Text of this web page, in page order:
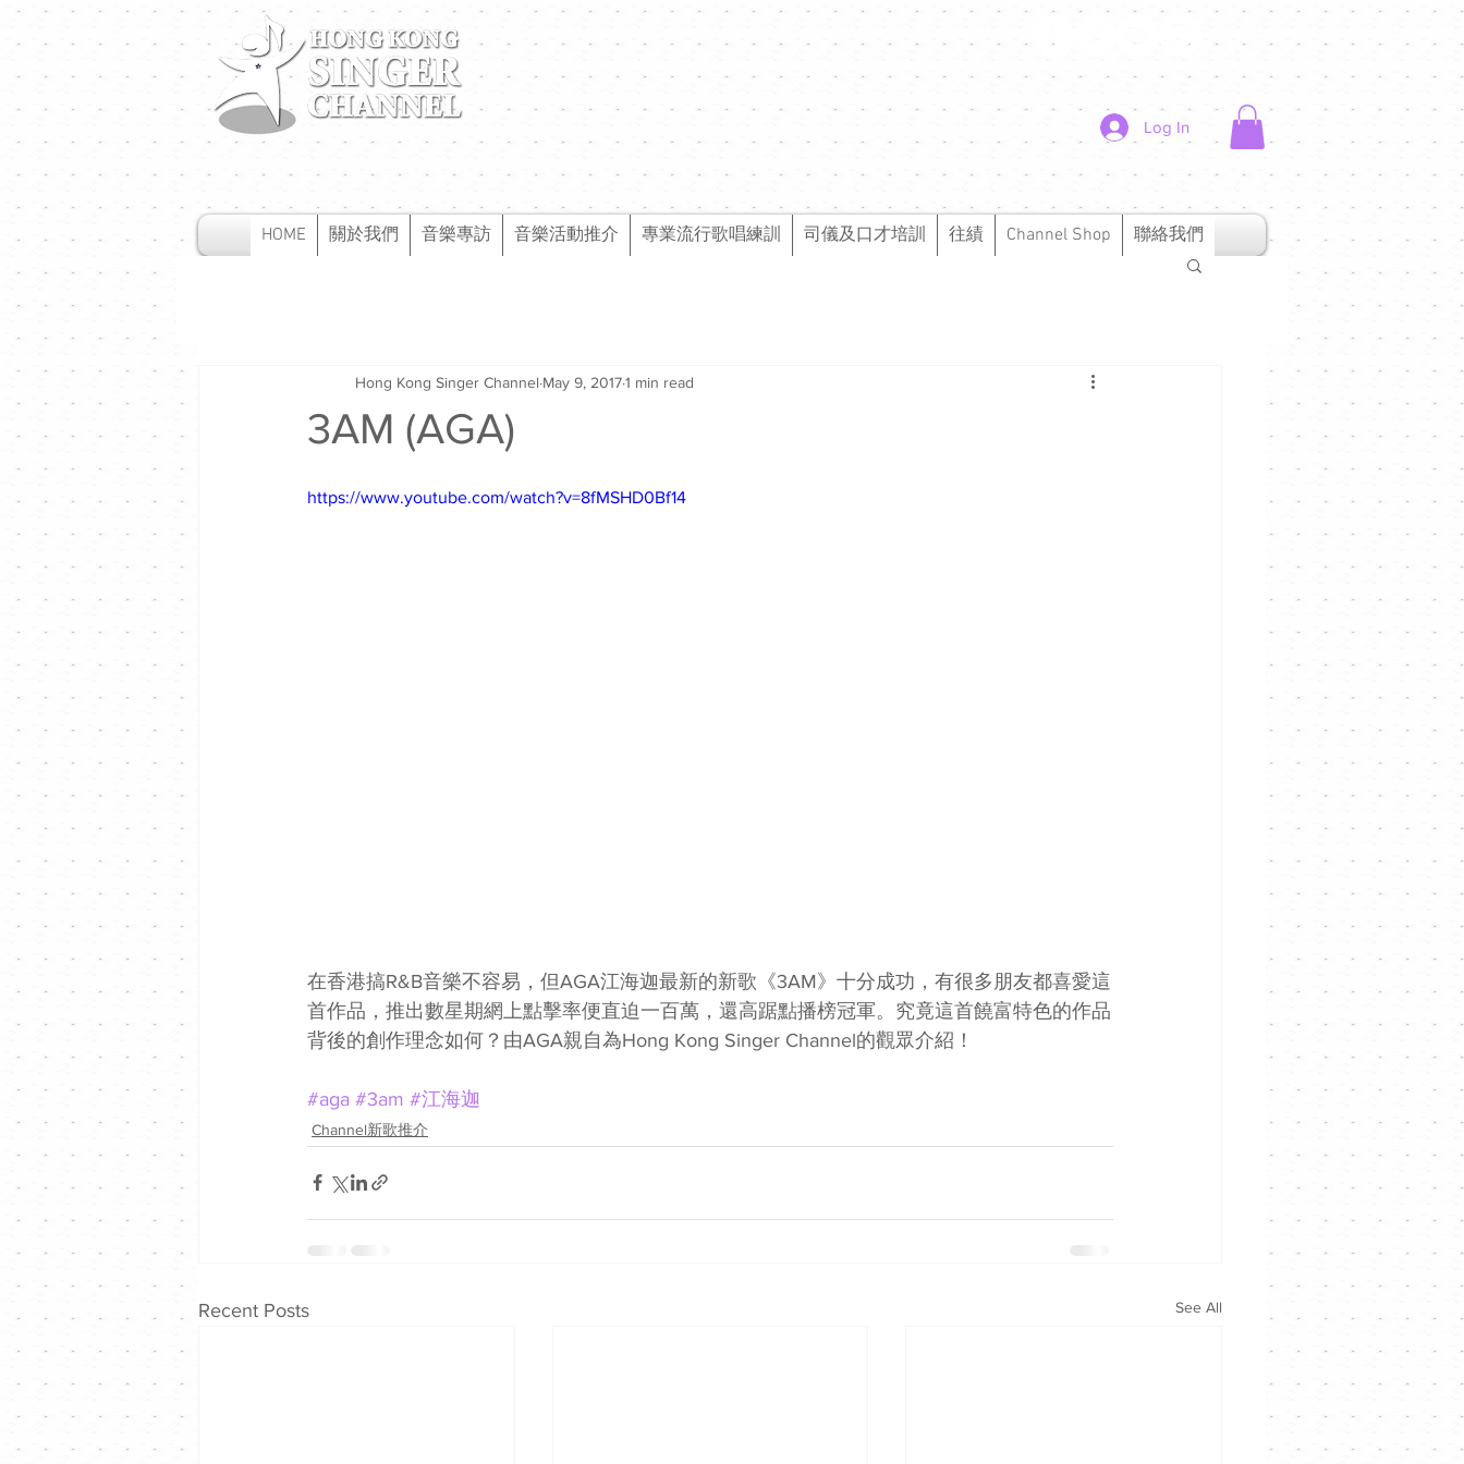
Log In
HOME 關於我們 音樂專訪 音樂活動推介 專業流行歌唱練訓 司儀及口才培訓 往績 Channel Shop 聯絡我們
3AM (AGA)
Hong Kong Singer Channel May 9, 20171 min read
https://www.youtube.com/watch?v=8fMSHD0Bf14
在香港搞R&B音樂不容易，但AGA江海迦最新的新歌《3AM》十分成功，有很多朋友都喜愛這
首作品，推出數星期網上點擊率便直迫一百萬，還高踞點播榜冠軍。究竟這首饒富特色的作品
背後的創作理念如何？由AGA親自為Hong Kong Singer Channel的觀眾介紹！
#aga #3am #江海迦
Channel新歌推介
Recent Posts See All